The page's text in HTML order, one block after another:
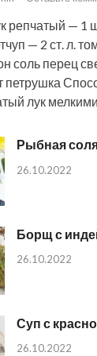
репчатый — 1
— 2 ст. л.
соль перец
петрушка
лук
Рыбная
26.10.2022
Борщ с
26.10.2022
Суп с
26.10.2022